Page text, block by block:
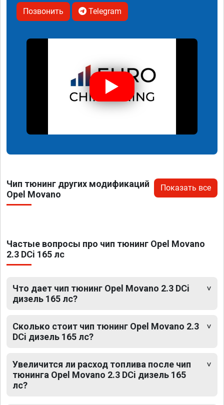
Позвонить Telegram
Чип тюнинг других модификаций
Opel Movano
Показать все
Частые вопросы про чип тюнинг Opel Movano
2.3 DCi 165 лс
Что дает чип тюнинг Opel Movano 2.3 DCi
дизель 165 лс?
Сколько стоит чип тюнинг Opel Movano 2.3
DCi дизель 165 лс?
Увеличится ли расход топлива после чип
тюнинга Opel Movano 2.3 DCi дизель 165
лс?